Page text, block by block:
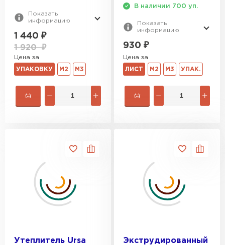
Показать
информацию
1 440 ₽
1 920₽
Цена за
УПАКОВКУ М2 М3
В наличии 700 уп.
Показать
информацию
930 ₽
Цена за
ЛИСТ М2 М3 УПАК.
Утеплитель Ursa
Экструдированный